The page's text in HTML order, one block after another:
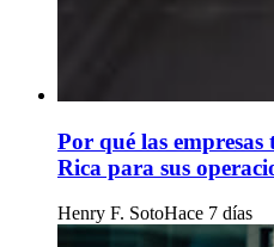
Por qué las empresas
Rica para sus
Henry F. SotoHace 7 días